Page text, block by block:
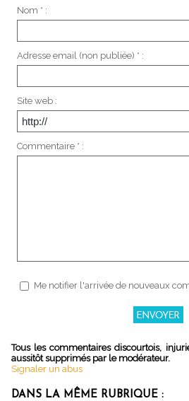
Nom * :
Adresse email (non publiée) * :
Site web :
Commentaire * :
Me notifier l'arrivée de nouveaux
Tous les commentaires discourtois,
aussitôt supprimés par le modérateur.
Signaler un abus
DANS LA MÊME RUBRIQUE :